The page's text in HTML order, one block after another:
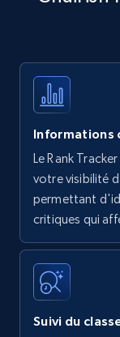
Title, Seller
35.3K+
Amazon
upc numbers
Title, Seller
price,
35.3K+
Informations
Le Rank
votre visibilité
permettant
critiques qui
Suivi du